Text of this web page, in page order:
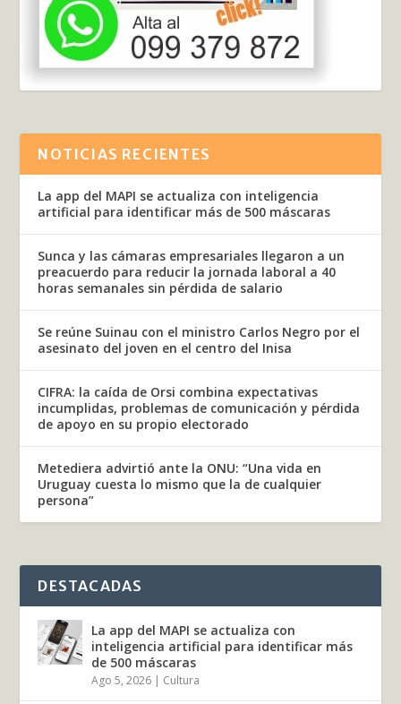
NOTICIAS RECIENTES
La app del MAPI se actualiza con inteligencia
artificial para identificar más de 500 máscaras
Sunca y las cámaras empresariales llegaron a un
preacuerdo para reducir la jornada laboral a 40
horas semanales sin pérdida de salario
Se reúne Suinau con el ministro Carlos Negro por el
asesinato del joven en el centro del Inisa
CIFRA: la caída de Orsi combina expectativas
incumplidas, problemas de comunicación y pérdida
de apoyo en su propio electorado
Metediera advirtió ante la ONU: “Una vida en
Uruguay cuesta lo mismo que la de cualquier
persona”
DESTACADAS
La app del MAPI se actualiza con
inteligencia artificial para identificar más
de 500 máscaras
Ago 5, 2026 | Cultura